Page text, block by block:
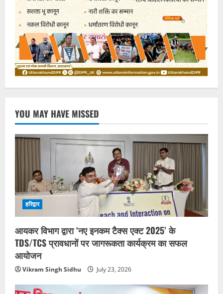
YOU MAY HAVE MISSED
हरिद्वार
आयकर विभाग द्वारा ‘नए इनकम टैक्स एक्ट 2025’ के
TDS/TCS प्रावधानों पर जागरूकता कार्यक्रम का सफल
आयोजन
Vikram Singh Sidhu July 23, 2026